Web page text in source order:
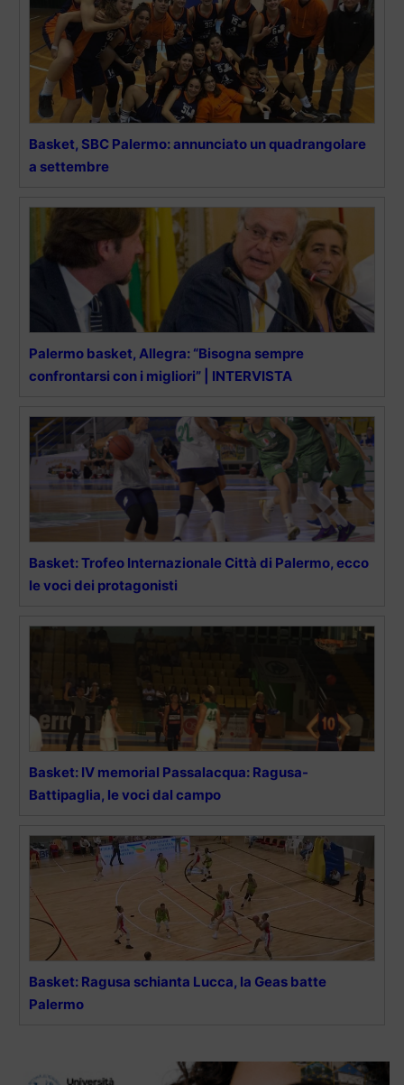
Basket, SBC Palermo: annunciato un quadrangolare
a settembre
Palermo basket, Allegra: “Bisogna sempre
confrontarsi con i migliori” | INTERVISTA
Basket: Trofeo Internazionale Città di Palermo, ecco
le voci dei protagonisti
Basket: IV memorial Passalacqua: Ragusa-
Battipaglia, le voci dal campo
Basket: Ragusa schianta Lucca, la Geas batte
Palermo